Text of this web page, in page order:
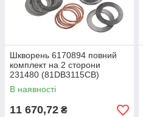
Шкворень 6170894 повний
комплект на 2 сторони
231480 (81DB3115CB)
81DB3115CB KIT
В наявності
11 670,72 ₴